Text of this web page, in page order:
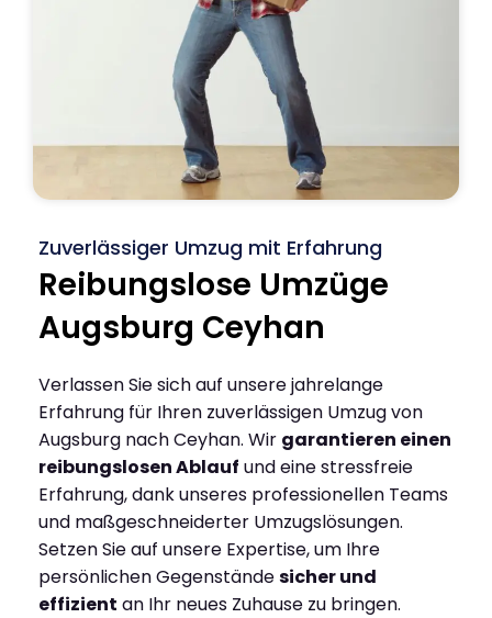
Zuverlässiger Umzug mit Erfahrung
Reibungslose Umzüge
Augsburg Ceyhan
Verlassen Sie sich auf unsere jahrelange
Erfahrung für Ihren zuverlässigen Umzug von
Augsburg nach Ceyhan. Wir garantieren einen
reibungslosen Ablauf und eine stressfreie
Erfahrung, dank unseres professionellen Teams
und maßgeschneiderter Umzugslösungen.
Setzen Sie auf unsere Expertise, um Ihre
persönlichen Gegenständesicher und
effizient an Ihr neues Zuhause zu bringen.